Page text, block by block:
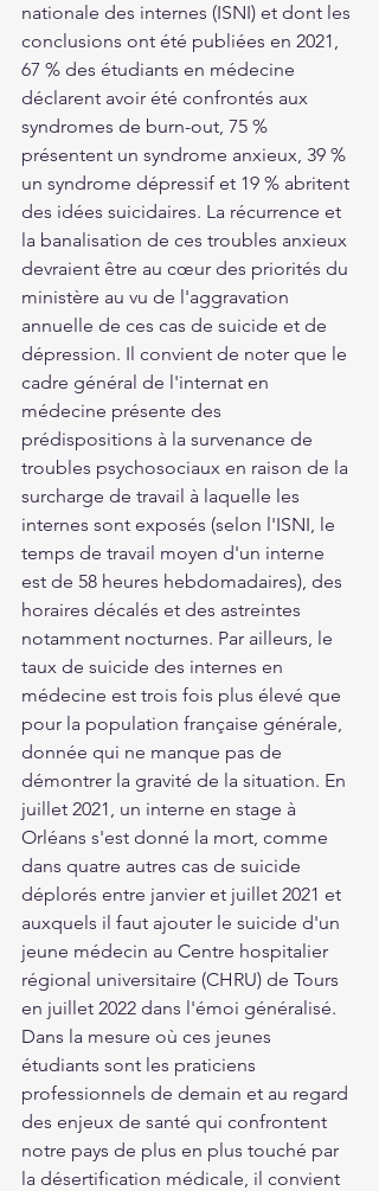
nationale des internes (ISNI) et dont les
conclusions ont été publiées en 2021,
67 % des étudiants en médecine
déclarent avoir été confrontés aux
syndromes de burn-out, 75 %
présentent un syndrome anxieux, 39 %
un syndrome dépressif et 19 % abritent
des idées suicidaires. La récurrence et
la banalisation de ces troubles anxieux
devraient être au cœur des priorités du
ministère au vu de l'aggravation
annuelle de ces cas de suicide et de
dépression. Il convient de noter que le
cadre général de l'internat en
médecine présente des
prédispositions à la survenance de
troubles psychosociaux en raison de la
surcharge de travail à laquelle les
internes sont exposés (selon l'ISNI, le
temps de travail moyen d'un interne
est de 58 heures hebdomadaires), des
horaires décalés et des astreintes
notamment nocturnes. Par ailleurs, le
taux de suicide des internes en
médecine est trois fois plus élevé que
pour la population française générale,
donnée qui ne manque pas de
démontrer la gravité de la situation. En
juillet 2021, un interne en stage à
Orléans s'est donné la mort, comme
dans quatre autres cas de suicide
déplorés entre janvier et juillet 2021 et
auxquels il faut ajouter le suicide d'un
jeune médecin au Centre hospitalier
régional universitaire (CHRU) de Tours
en juillet 2022 dans l'émoi généralisé.
Dans la mesure où ces jeunes
étudiants sont les praticiens
professionnels de demain et au regard
des enjeux de santé qui confrontent
notre pays de plus en plus touché par
la désertification médicale, il convient